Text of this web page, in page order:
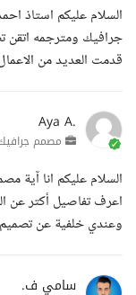
السلام عليكم استاذ
جرافيك ومترجمه اتقن
قدمت العديد من
Aya A.
مصمم
اعرف تفاصيل أكتر عن
وعندي خلفية عن تصميم
سامي ف.